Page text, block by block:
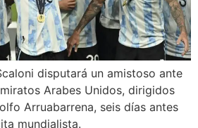
disputará un amistoso ante
Arabes Unidos, dirigidos
Arruabarrena, seis días antes
mundialista.